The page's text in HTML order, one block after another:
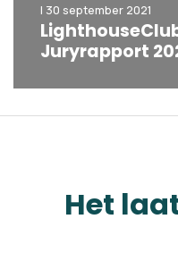
| 30 september 2021
Juryrapport
Het